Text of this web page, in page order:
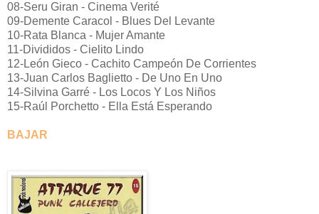
08-Seru Giran - Cinema Verité
09-Demente Caracol - Blues Del Levante
10-Rata Blanca - Mujer Amante
11-Divididos - Cielito Lindo
12-León Gieco - Cachito Campeón De Corrientes
13-Juan Carlos Baglietto - De Uno En Uno
14-Silvina Garré - Los Locos Y Los Niños
15-Raúl Porchetto - Ella Está Esperando
BAJAR